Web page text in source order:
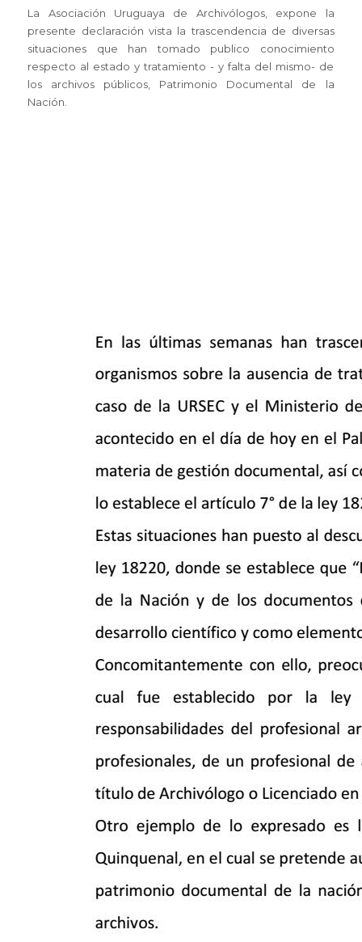
La Asociación Uruguaya de Archivólogos, expone la
presente declaración vista la trascendencia de diversas
situaciones que han tomado publico conocimiento
respecto al estado y tratamiento - y falta del mismo- de
los archivos públicos, Patrimonio Documental de la
Nación.